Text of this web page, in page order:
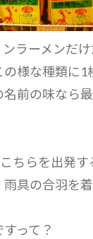
ラーメンだ
の様な種類に1
前の味なら
ちらを出発
具の合羽を
って？